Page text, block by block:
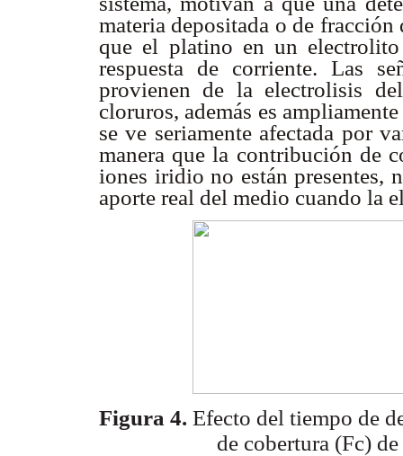
materia depositada o de
que el platino en un
respuesta de corriente. Las
provienen de la electrolisis
cloruros, además es
se ve seriamente afectada por
manera que la contribución de
iones iridio no están presentes,
aporte real del medio cuando la
Figura 4. Efecto del tiempo de
de cobertura (Fc)